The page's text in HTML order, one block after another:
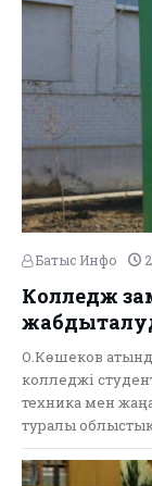
Батыс Инфо
Колледж
О.Көшеков
колледжі
техника мен
туралы